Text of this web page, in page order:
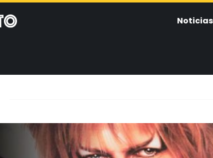
Noticias